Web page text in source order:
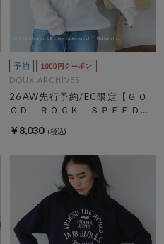
DOUX ARCHIVES
26AW先行予約/EC限定【ＧＯ
ＯＤ ＲＯＣＫ ＳＰＥＥＤ】
ＥＥ
￥8,030